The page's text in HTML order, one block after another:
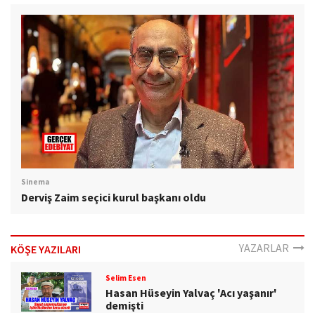
Sinema
Derviş Zaim seçici kurul başkanı oldu
KÖŞE YAZILARI YAZARLAR
Selim Esen
Hasan Hüseyin Yalvaç 'Acı yaşanır'
demişti